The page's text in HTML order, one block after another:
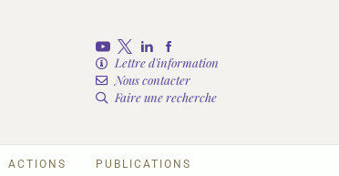
Lettre d'information
Nous contacter
Faire une recherche
ACTIONS PUBLICATIONS